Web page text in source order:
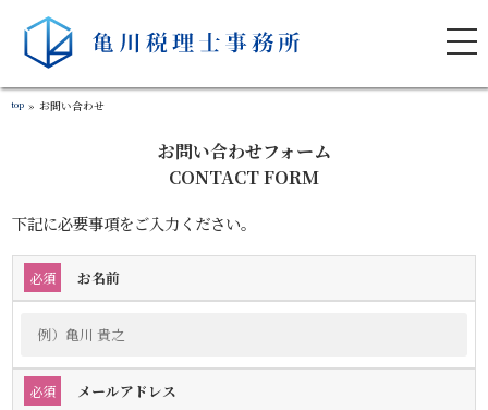
top » お問い合わせ
お問い合わせフォーム
CONTACT FORM
下記に必要事項をご入力ください。
必須 お名前
必須 メールアドレス